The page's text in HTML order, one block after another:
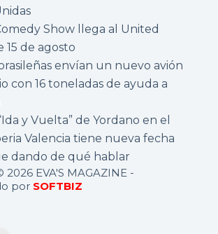
Show llega al United
15 de agosto
envían un nuevo avión
con 16 toneladas de ayuda a
y Vuelta” de Yordano en el
Valencia tiene nueva fecha
dando de qué hablar
EVA'S MAGAZINE -
por SOFTBIZ